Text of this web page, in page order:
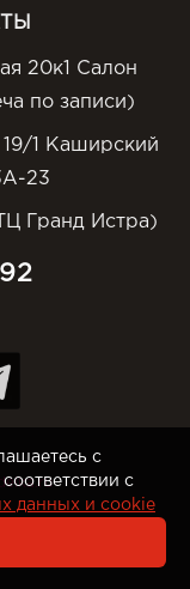
20к1 Салон
по записи)
1 Каширский
23
Гранд Истра)
с
с
данных и cookie